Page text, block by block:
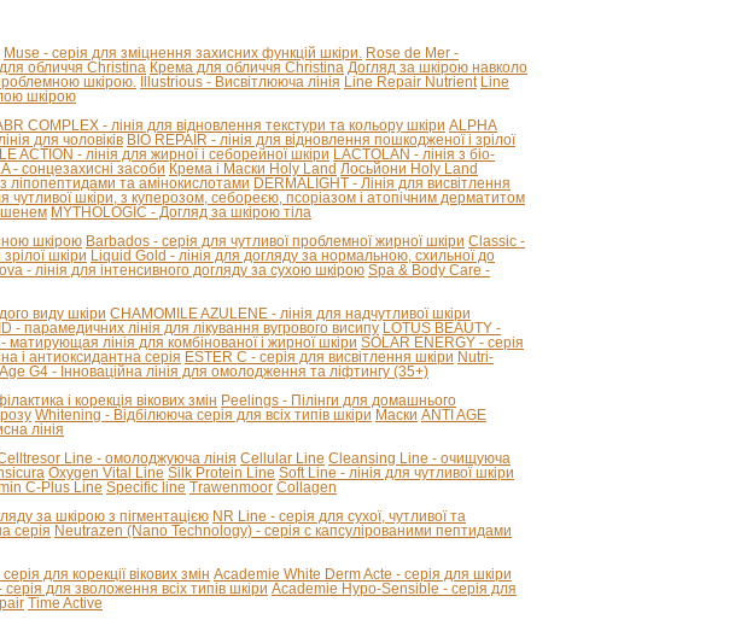
Muse - серія для зміцнення захисних функцій шкіри. Rose de Mer -
обличчя Christina Крема для обличчя Christina Догляд за шкірою навколо
шкірою. Illustrious - Висвітлююча лінія Line Repair Nutrient Line
шкірою
COMPLEX - лінія для відновлення текстури та кольору шкіри ALPHA
для чоловіків BIO REPAIR - лінія для відновлення пошкодженої і зрілої
ACTION - лінія для жирної і себорейної шкіри LACTOLAN - лінія з біо-
- сонцезахисні засоби Крема і Маски Holy Land Лосьйони Holy Land
ліпопептидами та амінокислотами DERMALIGHT - Лінія для висвітлення
чутливої шкіри, з куперозом, себореєю, псоріазом і атопічним дерматитом
MYTHOLOGIC - Догляд за шкірою тіла
шкірою Barbados - серія для чутливої ​​проблемної жирної шкіри Classic -
шкіри Liquid Gold - лінія для догляду за нормальною, схильної до
- лінія для інтенсивного догляду за сухою шкірою Spa & Body Care -
виду шкіри CHAMOMILE AZULENE - лінія для надчутливої ​​шкіри
- парамедичних лінія для лікування вугрового висипу LOTUS BEAUTY -
матирующая лінія для комбінованої і жирної шкіри SOLAR ENERGY - серія
і антиоксидантна серія ESTER C - серія для висвітлення шкіри Nutri-
G4 - Інноваційна лінія для омолодження та ліфтингу (35+)
і корекція вікових змін Peelings - Пілінги для домашнього
Whitening - Відбілююча серія для всіх типів шкіри Маски ANTI AGE
лінія
Line - омолоджуюча лінія Cellular Line Cleansing Line - очищуюча
Oxygen Vital Line Silk Protein Line Soft Line - лінія для чутливої шкіри
C-Plus Line Specific line Trawenmoor Collagen
за шкірою з пігментацією NR Line - серія для сухої, чутливої та
серія Neutrazen (Nano Technology) - серія с капсулірованими пептидами
для корекції вікових змін Academie White Derm Acte - серія для шкіри
для зволоження всіх типів шкіри Academie Hypo-Sensible - серія для
Time Active